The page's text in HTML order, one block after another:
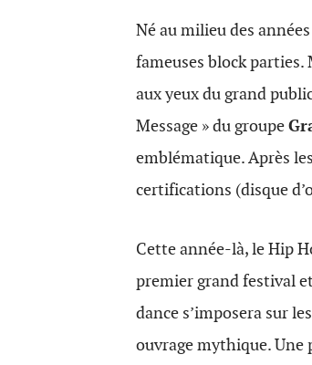
Né au milieu des
fameuses block parties.
aux yeux du grand
Message » du groupe
emblématique. Après
certifications (disque
Cette année-là, le Hip
premier grand festival
dance s’imposera sur
ouvrage mythique. Une